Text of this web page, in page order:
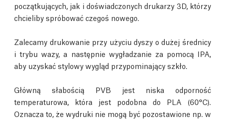
początkujących, jak i doświadczonych drukarzy 3D, którzy
chcieliby spróbować czegoś nowego.
Zalecamy drukowanie przy użyciu dyszy o dużej średnicy
i trybu wazy, a następnie wygładzanie za pomocą IPA,
aby uzyskać stylowy wygląd przypominający szkło.
Główną słabością PVB jest niska odporność
temperaturowa, która jest podobna do PLA (60°C).
Oznacza to, że wydruki nie mogą być pozostawione np. w